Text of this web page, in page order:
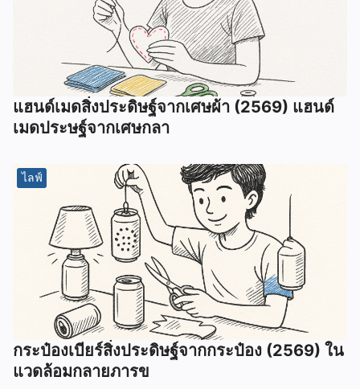
แฮนด์เมดสิ่งประดิษฐ์จากเศษผ้า (2569) แฮนด์
เมดประษฐ์จากเศษกลา
ไลฟ์
กระป๋องเบียร์สิ่งประดิษฐ์จากกระป๋อง (2569) ใน
แวดล้อมกลายภารข